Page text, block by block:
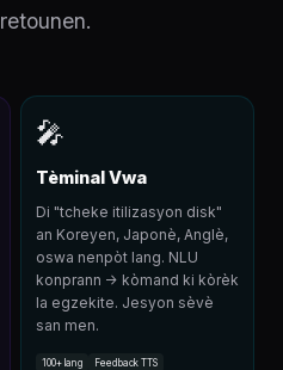
🎤
Tèminal Vwa
Di "tcheke itilizasyon disk"
an Koreyen, Japonè, Anglè,
oswa nenpòt lang. NLU
konprann → kòmand ki kòrèk
la egzekite. Jesyon sèvè
san men.
100+ lang
Feedback TTS